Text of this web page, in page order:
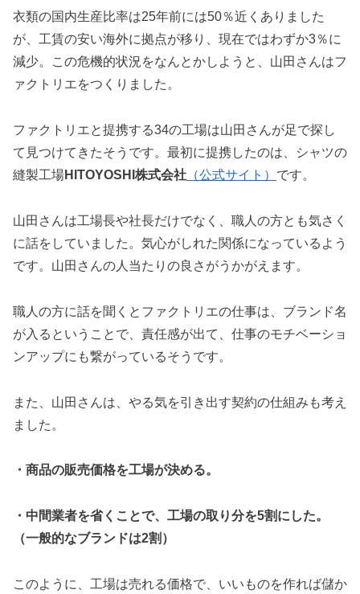
衣類の国内生産比率は25年前には50％近くありました
が、工賃の安い海外に拠点が移り、現在ではわずか3％に
減少。この危機的状況をなんとかしようと、山田さんはフ
ァクトリエをつくりました。
ファクトリエと提携する34の工場は山田さんが足で探し
て見つけてきたそうです。最初に提携したのは、シャツの
縫製工場HITOYOSHI株式会社 （公式サイト） です。
山田さんは工場長や社長だけでなく、職人の方とも気さく
に話をしていました。気心がしれた関係になっているよう
です。山田さんの人当たりの良さがうかがえます。
職人の方に話を聞くとファクトリエの仕事は、ブランド名
が入るということで、責任感が出て、仕事のモチベーショ
ンアップにも繋がっているそうです。
また、山田さんは、やる気を引き出す契約の仕組みも考え
ました。
・商品の販売価格を工場が決める。
・中間業者を省くことで、工場の取り分を5割にした。
（一般的なブランドは2割）
このように、工場は売れる価格で、いいものを作れば儲か